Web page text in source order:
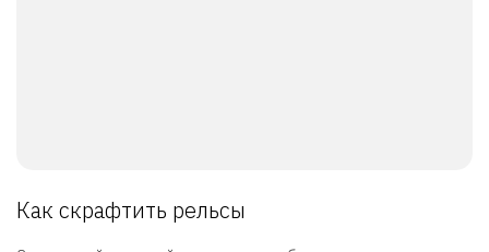
Как скрафтить рельсы